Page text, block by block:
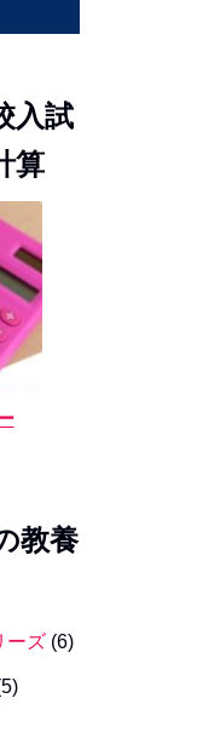
入試
算
教養
ーズ (6)